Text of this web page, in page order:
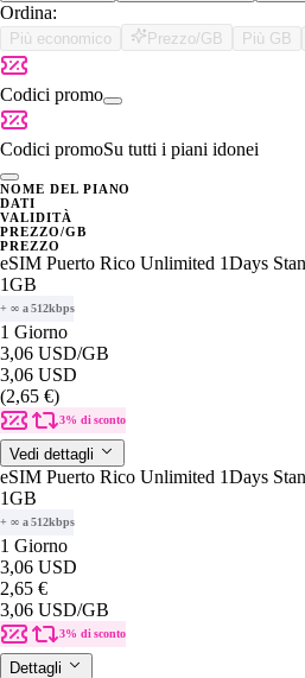
Ordina:
Più economico Prezzo/GB Più GB
Codici promo
Codici promoSu tutti i piani idonei
NOME DEL PIANO
DATI
VALIDITÀ
PREZZO/GB
PREZZO
eSIM Puerto Rico Unlimited 1Days
1GB
+ ∞ a 512kbps
1 Giorno
3,06 USD/GB
3,06 USD
(2,65 €)
3% di sconto
Vedi dettagli
eSIM Puerto Rico Unlimited 1Days
1GB
+ ∞ a 512kbps
1 Giorno
3,06 USD
2,65 €
3,06 USD/GB
3% di sconto
Dettagli